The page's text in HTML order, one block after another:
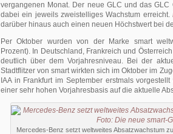
vergangenen Monat. Der neue GLC und das
dabei ein jeweils zweistelliges Wachstum erreicht.
darüber hinaus auch einen neuen Höchstwert bei
Per Oktober wurden von der Marke smart
Prozent). In Deutschland, Frankreich und
deutlich über dem Vorjahresniveau. Bei der
Stadtflitzer von smart wirkten sich im Oktober im
IAA in Frankfurt im September erstmals
einer sehr hohen Vorjahresbasis auf die aktuelle
Mercedes-Benz setzt weltweites Absatzwachstum